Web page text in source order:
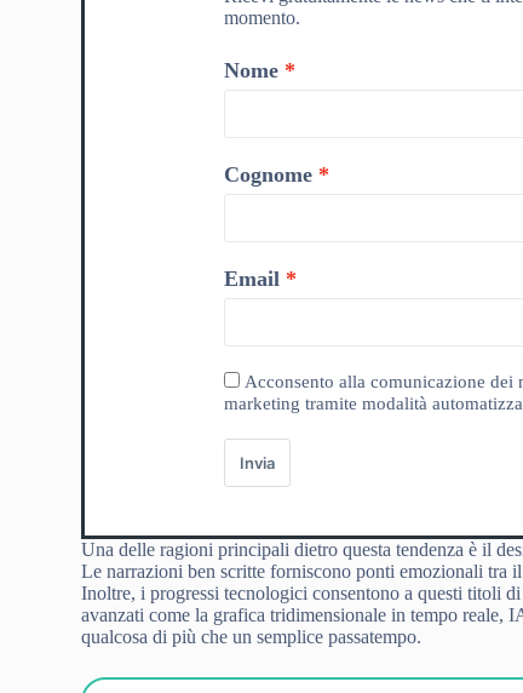
momento.
Nome
Cognome
Email
Acconsento alla comunicazione
marketing tramite modalità
Invia
Una delle ragioni principali dietro questa tendenza è il
Le narrazioni ben scritte forniscono ponti emozionali tra
Inoltre, i progressi tecnologici consentono a questi titoli
avanzati come la grafica tridimensionale in tempo reale,
qualcosa di più che un semplice passatempo.